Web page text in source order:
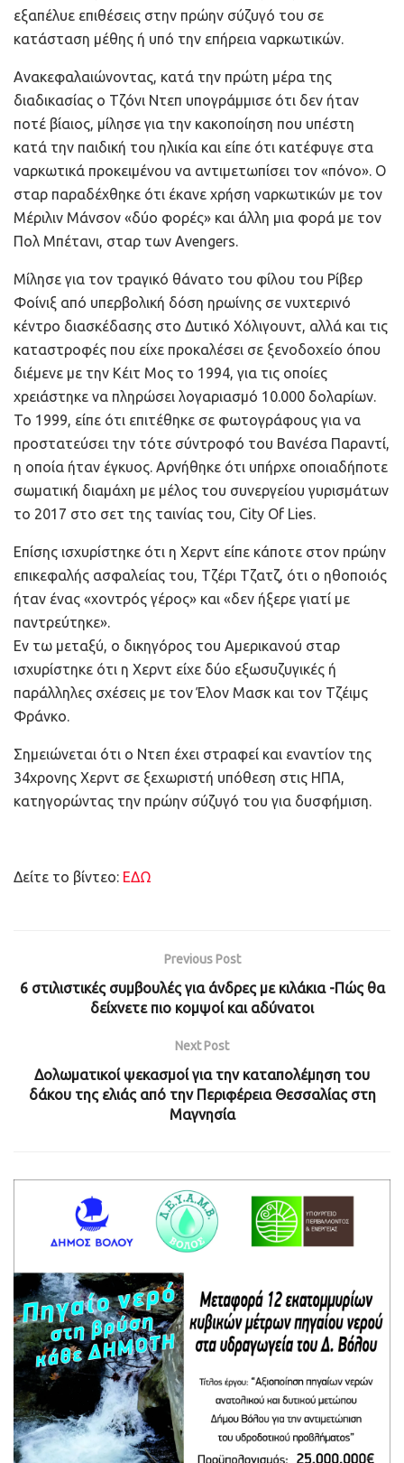
εξαπέλυε επιθέσεις στην πρώην σύζυγό του σε
κατάσταση μέθης ή υπό την επήρεια ναρκωτικών.
Ανακεφαλαιώνοντας, κατά την πρώτη μέρα της
διαδικασίας ο Τζόνι Ντεπ υπογράμμισε ότι δεν ήταν
ποτέ βίαιος, μίλησε για την κακοποίηση που υπέστη
κατά την παιδική του ηλικία και είπε ότι κατέφυγε στα
ναρκωτικά προκειμένου να αντιμετωπίσει τον «πόνο». Ο
σταρ παραδέχθηκε ότι έκανε χρήση ναρκωτικών με τον
Μέριλιν Μάνσον «δύο φορές» και άλλη μια φορά με τον
Πολ Μπέτανι, σταρ των Avengers.
Μίλησε για τον τραγικό θάνατο του φίλου του Ρίβερ
Φοίνιξ από υπερβολική δόση ηρωίνης σε νυχτερινό
κέντρο διασκέδασης στο Δυτικό Χόλιγουντ, αλλά και τις
καταστροφές που είχε προκαλέσει σε ξενοδοχείο όπου
διέμενε με την Κέιτ Μος το 1994, για τις οποίες
χρειάστηκε να πληρώσει λογαριασμό 10.000 δολαρίων.
Το 1999, είπε ότι επιτέθηκε σε φωτογράφους για να
προστατεύσει την τότε σύντροφό του Βανέσα Παραντί,
η οποία ήταν έγκυος. Αρνήθηκε ότι υπήρχε οποιαδήποτε
σωματική διαμάχη με μέλος του συνεργείου γυρισμάτων
το 2017 στο σετ της ταινίας του, City Of Lies.
Επίσης ισχυρίστηκε ότι η Χερντ είπε κάποτε στον πρώην
επικεφαλής ασφαλείας του, Τζέρι Τζατζ, ότι ο ηθοποιός
ήταν ένας «χοντρός γέρος» και «δεν ήξερε γιατί με
παντρεύτηκε».
Εν τω μεταξύ, ο δικηγόρος του Αμερικανού σταρ
ισχυρίστηκε ότι η Χερντ είχε δύο εξωσυζυγικές ή
παράλληλες σχέσεις με τον Έλον Μασκ και τον Τζέιμς
Φράνκο.
Σημειώνεται ότι ο Ντεπ έχει στραφεί και εναντίον της
34χρονης Χερντ σε ξεχωριστή υπόθεση στις ΗΠΑ,
κατηγορώντας την πρώην σύζυγό του για δυσφήμιση.
Δείτε το βίντεο: ΕΔΩ
Previous Post
6 στιλιστικές συμβουλές για άνδρες με κιλάκια -Πώς θα
δείχνετε πιο κομψοί και αδύνατοι
Next Post
Δολωματικοί ψεκασμοί για την καταπολέμηση του
δάκου της ελιάς από την Περιφέρεια Θεσσαλίας στη
Μαγνησία